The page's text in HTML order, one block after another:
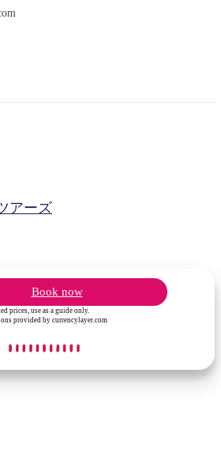
アーズ
Book now
prices, use as a guide only.
provided by currencylayer.com